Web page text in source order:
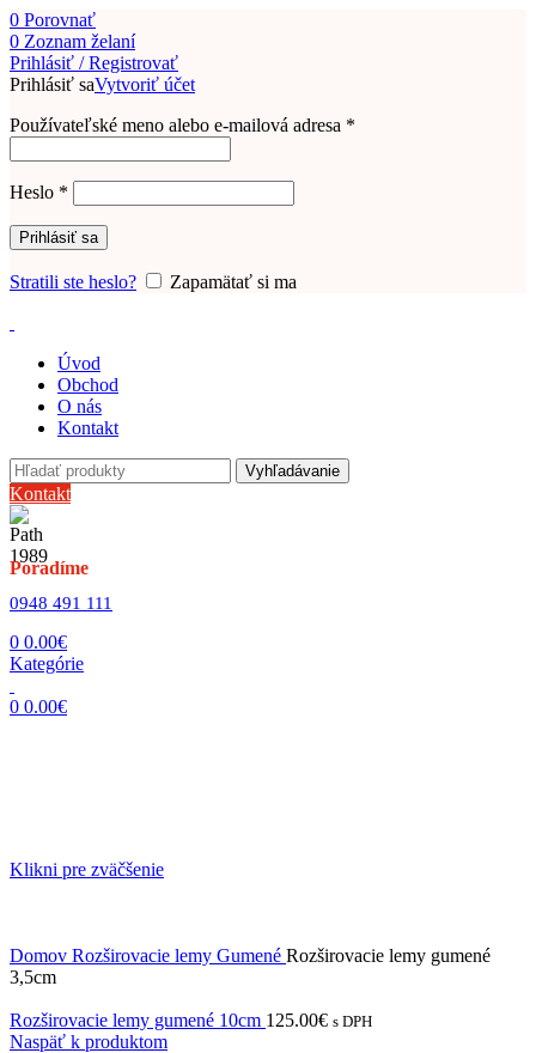
0 Porovnať
0 Zoznam želaní
Prihlásiť / Registrovať
Prihlásiť saVytvoriť účet
Používateľské meno alebo e-mailová adresa *
Heslo *
Prihlásiť sa
Stratili ste heslo? Zapamätať si ma
Úvod
Obchod
O nás
Kontakt
Vyhľadávanie
Kontakt
Poradíme
0948 491 111
0 0.00€
Kategórie
0 0.00€
Klikni pre zväčšenie
Domov Rozširovacie lemy Gumené Rozširovacie lemy gumené
3,5cm
Rozširovacie lemy gumené 10cm 125.00€ s DPH
Naspäť k produktom